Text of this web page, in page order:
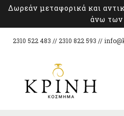
Δωρεάν μεταφορικά και
άνω των
2310 522 483 // 2310 822 593 //